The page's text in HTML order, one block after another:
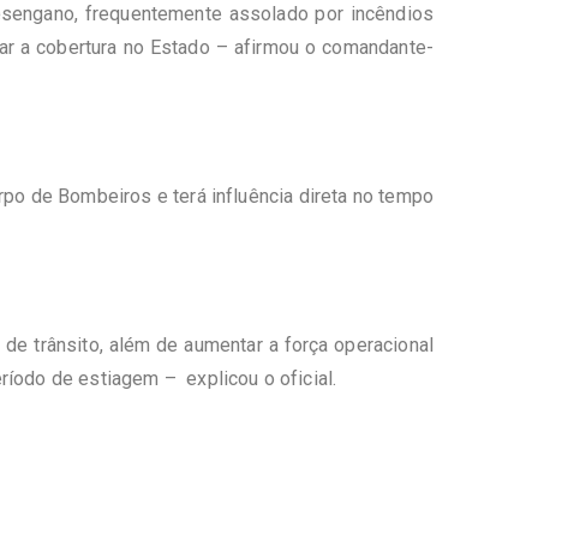
frequentemente assolado por incêndios
a cobertura no Estado – afirmou o comandante-
de Bombeiros e terá influência direta no tempo
trânsito, além de aumentar a força operacional
de estiagem – explicou o oficial.